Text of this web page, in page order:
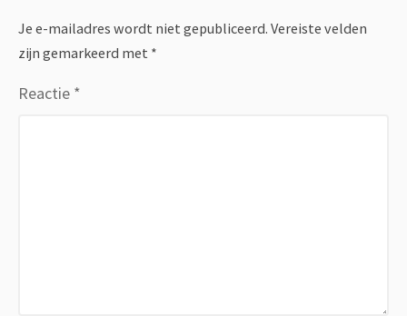
Je e-mailadres wordt niet gepubliceerd. Vereiste velden
zijn gemarkeerd met *
Reactie *